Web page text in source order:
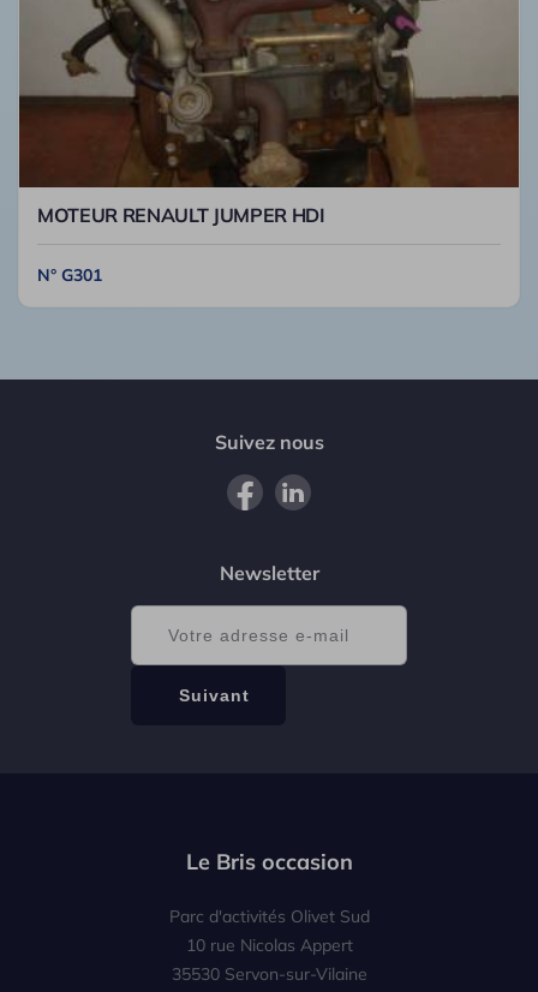
MOTEUR RENAULT JUMPER HDI
N° G301
Suivez nous
Newsletter
Le Bris occasion
Parc d'activités Olivet Sud
10 rue Nicolas Appert
35530 Servon-sur-Vilaine